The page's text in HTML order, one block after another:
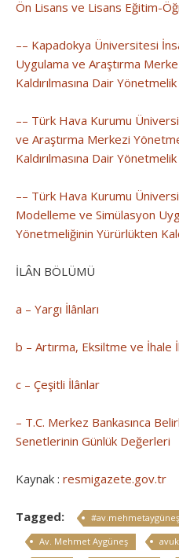
Ön Lisans ve Lisans Eğitim-
–– Kapadokya Üniversitesi
Uygulama ve Araştırma
Kaldırılmasına Dair Yönetmelik
–– Türk Hava Kurumu
ve Araştırma Merkezi
Kaldırılmasına Dair Yönetmelik
–– Türk Hava Kurumu
Modelleme ve Simülasyon
Yönetmeliğinin Yürürlükten
İLÂN BÖLÜMÜ
a – Yargı İlânları
b – Artırma, Eksiltme ve İhale
c – Çeşitli İlânlar
– T.C. Merkez Bankasınca
Senetlerinin Günlük Değerleri
Kaynak : resmigazete.gov.tr
Tagged: #av.mehmetaygüneş
Av. Mehmet Aygüneş